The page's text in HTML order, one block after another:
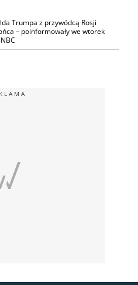
Trumpa z przywódcą Rosji
– poinformowały we wtorek